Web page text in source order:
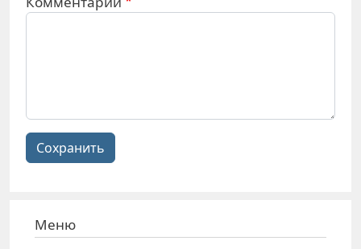
Сохранить
Меню